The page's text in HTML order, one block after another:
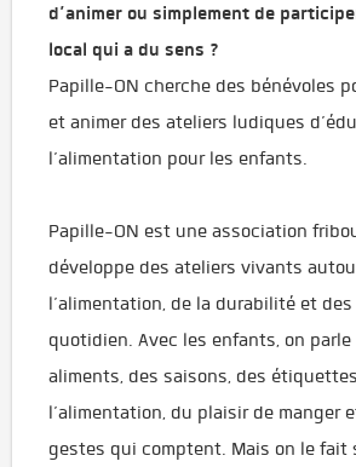
d’animer ou simplement de
local qui a du sens ?
Papille-ON cherche des bénévoles
et animer des ateliers ludiques
l’alimentation pour les enfants.
Papille-ON est une association
développe des ateliers vivants
l’alimentation, de la durabilité et
quotidien. Avec les enfants, on parle
aliments, des saisons, des
l’alimentation, du plaisir de manger
gestes qui comptent. Mais on le fait